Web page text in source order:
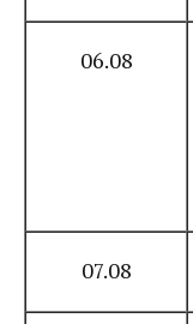
06.08
07.08